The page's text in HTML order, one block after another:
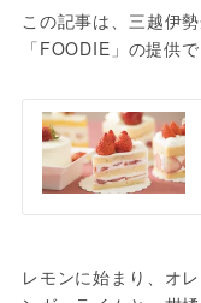
この記事は、三越伊
「FOODIE」の提供
レモンに始まり、オ